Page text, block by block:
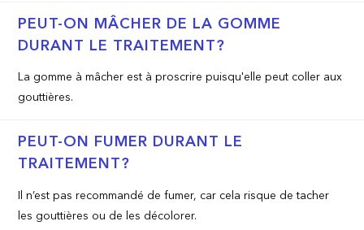
PEUT-ON MÂCHER DE LA GOMME
DURANT LE TRAITEMENT?
La gomme à mâcher est à proscrire puisqu'elle peut coller aux
gouttières.
PEUT-ON FUMER DURANT LE
TRAITEMENT?
Il n’est pas recommandé de fumer, car cela risque de tacher
les gouttières ou de les décolorer.